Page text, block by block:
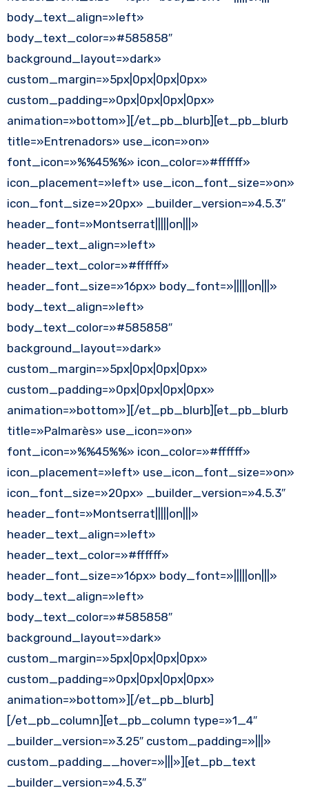
body_text_align=»left»
body_text_color=»#585858″
background_layout=»dark»
custom_margin=»5px|0px|0px|0px»
custom_padding=»0px|0px|0px|0px»
animation=»bottom»][/et_pb_blurb][et_pb_blurb
title=»Entrenadors» use_icon=»on»
font_icon=»%%45%%» icon_color=»#ffffff»
icon_placement=»left» use_icon_font_size=»on»
icon_font_size=»20px» _builder_version=»4.5.3″
header_font=»Montserrat|||||on|||»
header_text_align=»left»
header_text_color=»#ffffff»
header_font_size=»16px» body_font=»|||||on|||»
body_text_align=»left»
body_text_color=»#585858″
background_layout=»dark»
custom_margin=»5px|0px|0px|0px»
custom_padding=»0px|0px|0px|0px»
animation=»bottom»][/et_pb_blurb][et_pb_blurb
title=»Palmarès» use_icon=»on»
font_icon=»%%45%%» icon_color=»#ffffff»
icon_placement=»left» use_icon_font_size=»on»
icon_font_size=»20px» _builder_version=»4.5.3″
header_font=»Montserrat|||||on|||»
header_text_align=»left»
header_text_color=»#ffffff»
header_font_size=»16px» body_font=»|||||on|||»
body_text_align=»left»
body_text_color=»#585858″
background_layout=»dark»
custom_margin=»5px|0px|0px|0px»
custom_padding=»0px|0px|0px|0px»
animation=»bottom»][/et_pb_blurb]
[/et_pb_column][et_pb_column type=»1_4″
_builder_version=»3.25″ custom_padding=»|||»
custom_padding__hover=»|||»][et_pb_text
_builder_version=»4.5.3″